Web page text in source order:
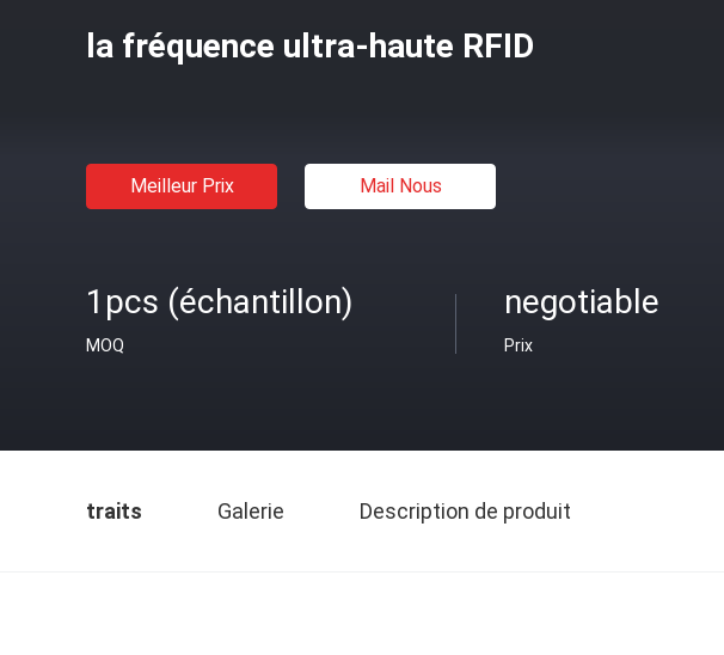
la fréquence ultra-haute RFID
Meilleur Prix Mail Nous
1pcs (échantillon)
MOQ
negotiable
Prix
traits Galerie Description de produit